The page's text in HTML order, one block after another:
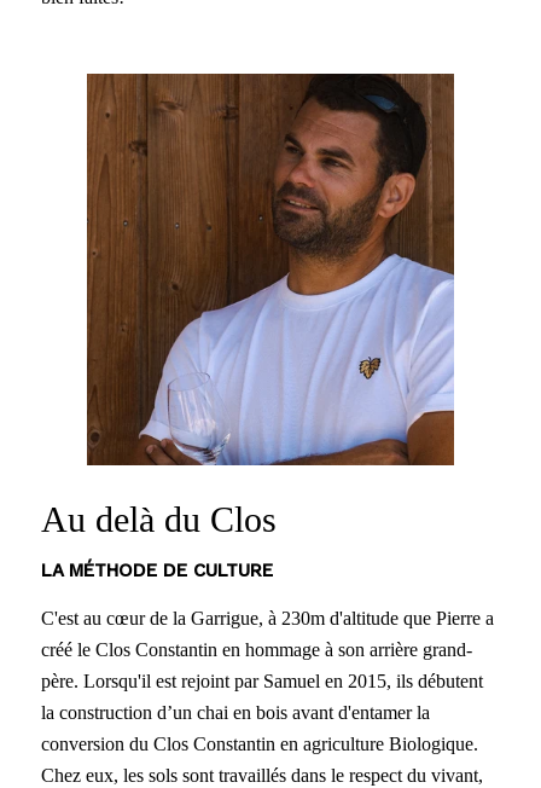
Au delà du Clos
LA MÉTHODE DE CULTURE
C'est au cœur de la Garrigue, à 230m d'altitude que Pierre a
créé le Clos Constantin en hommage à son arrière grand-
père. Lorsqu'il est rejoint par Samuel en 2015, ils débutent
la construction d’un chai en bois avant d'entamer la
conversion du Clos Constantin en agriculture Biologique.
Chez eux, les sols sont travaillés dans le respect du vivant,